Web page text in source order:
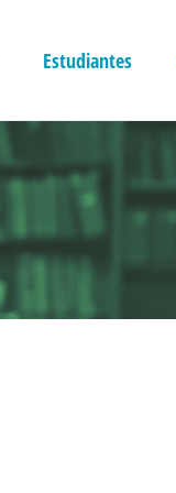
Estudiantes